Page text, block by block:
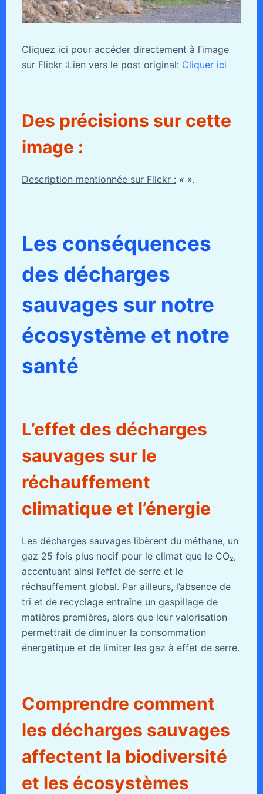
Cliquez ici pour accéder directement à l’image
sur Flickr :Lien vers le post original: Cliquer ici
Des précisions sur cette
image :
Description mentionnée sur Flickr : « ».
Les conséquences
des décharges
sauvages sur notre
écosystème et notre
santé
L’effet des décharges
sauvages sur le
réchauffement
climatique et l’énergie
Les décharges sauvages libèrent du méthane, un
gaz 25 fois plus nocif pour le climat que le CO₂,
accentuant ainsi l’effet de serre et le
réchauffement global. Par ailleurs, l’absence de
tri et de recyclage entraîne un gaspillage de
matières premières, alors que leur valorisation
permettrait de diminuer la consommation
énergétique et de limiter les gaz à effet de serre.
Comprendre comment
les décharges sauvages
affectent la biodiversité
et les écosystèmes